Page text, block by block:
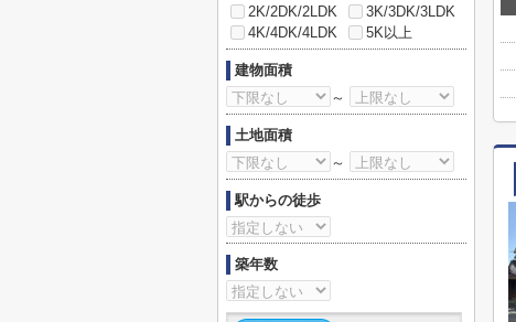
2K/2DK/2LDK
3K/3DK/3LDK
4K/4DK/4LDK
5K以上
建物面積
～
土地面積
～
駅からの徒歩
築年数